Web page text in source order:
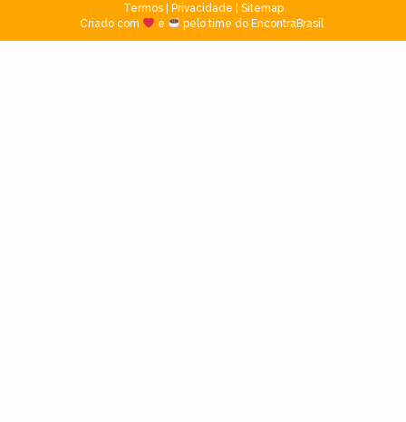
Termos| Privacidade
Sitemap
Criado com
e pelo time do EncontraBrasil